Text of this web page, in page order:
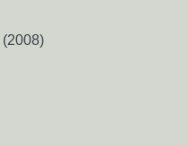
(2008)